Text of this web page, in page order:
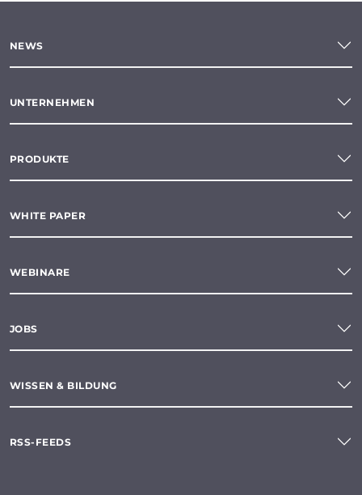
NEWS
UNTERNEHMEN
PRODUKTE
WHITE PAPER
WEBINARE
JOBS
WISSEN & BILDUNG
RSS-FEEDS